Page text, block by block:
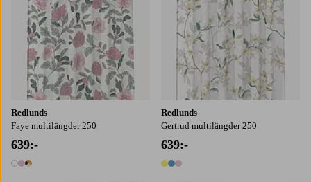
Redlunds
Faye multilängder 250
639:-
3 färger
Redlunds
Gertrud multilängder 250
639:-
3 färger